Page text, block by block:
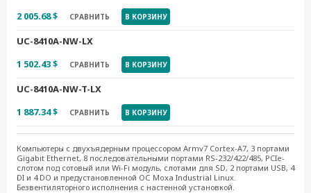
2 005.68 $
СРАВНИТЬ В КОРЗИНУ
UC-8410A-NW-LX
1 502.43 $
СРАВНИТЬ В КОРЗИНУ
UC-8410A-NW-T-LX
1 887.34 $
СРАВНИТЬ В КОРЗИНУ
Компьютеры с двухъядерным процессором Armv7 Cortex-A7, 3 портами
Gigabit Ethernet, 8 последовательными портами RS-232/422/485, PCIe-
слотом под сотовый или Wi-Fi модуль, слотами для SD, 2 портами USB, 4
DI и 4 DO и предустановленной ОС Moxa Industrial Linux.
Безвентиляторного исполнения с настенной установкой.